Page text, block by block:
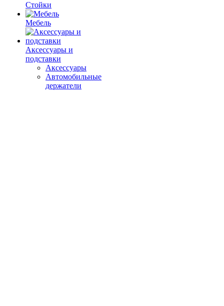
Стойки
Мебель
Аксессуары и
подставки
Аксессуары
Автомобильные
держатели